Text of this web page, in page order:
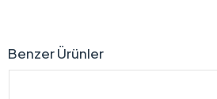
Benzer Ürünler